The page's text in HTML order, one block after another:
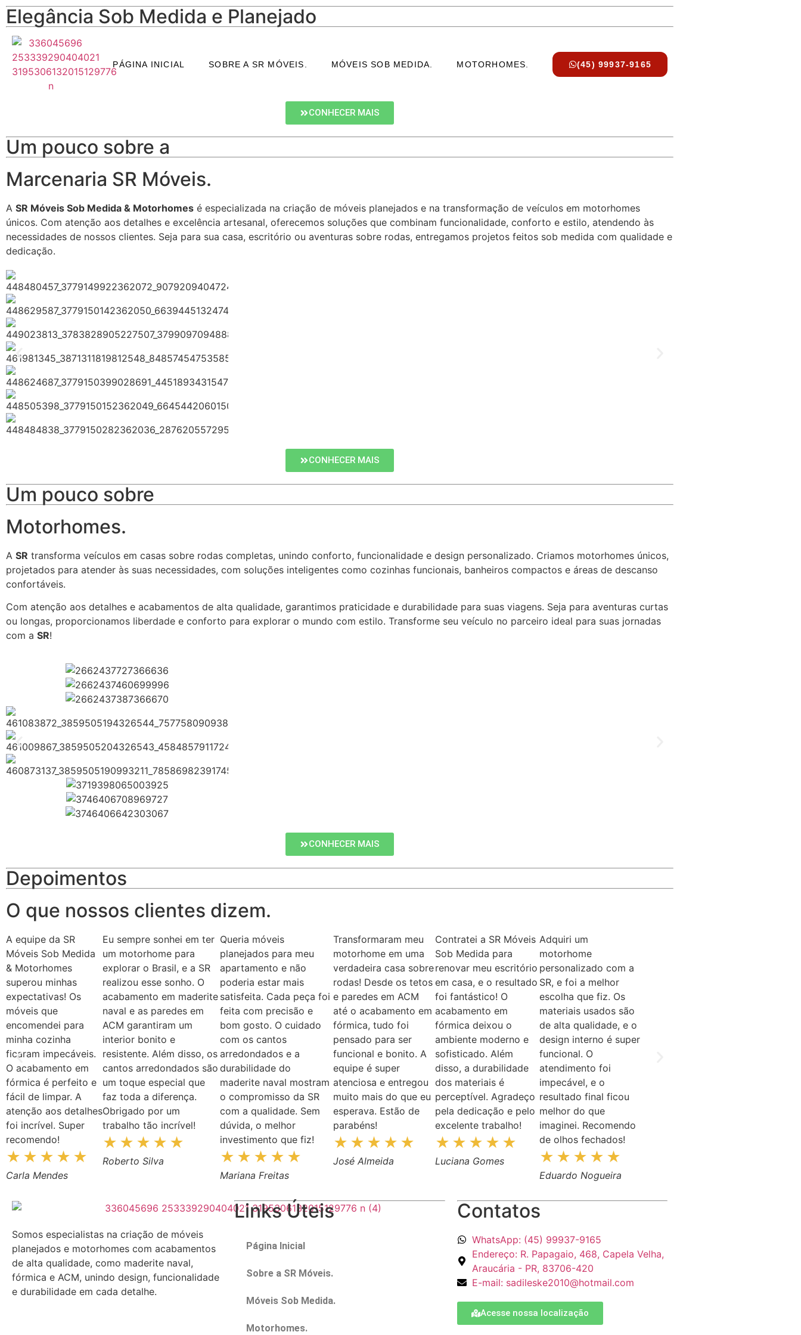
PÁGINA INICIAL SOBRE A SR MÓVEIS. MÓVEIS SOB MEDIDA. MOTORHOMES. (45) 99937-9165
Elegância Sob Medida e Planejado
Armário Lavanderia Planejado em Curitiba - PR e Região
Armário lavanderia planejado: móveis funcionais e personalizados para aproveitar cada centímetro do seu espaço móvel.
CONHECER MAIS
Um pouco sobre a
Marcenaria SR Móveis.
A SR Móveis Sob Medida & Motorhomes é especializada na criação de móveis planejados e na transformação de veículos em motorhomes
únicos. Com atenção aos detalhes e excelência artesanal, oferecemos soluções que combinam funcionalidade, conforto e estilo, atendendo às
necessidades de nossos clientes. Seja para sua casa, escritório ou aventuras sobre rodas, entregamos projetos feitos sob medida com qualidade e
dedicação.
CONHECER MAIS
Um pouco sobre
Motorhomes.
A SR transforma veículos em casas sobre rodas completas, unindo conforto, funcionalidade e design personalizado. Criamos motorhomes únicos,
projetados para atender às suas necessidades, com soluções inteligentes como cozinhas funcionais, banheiros compactos e áreas de descanso
confortáveis.
Com atenção aos detalhes e acabamentos de alta qualidade, garantimos praticidade e durabilidade para suas viagens. Seja para aventuras curtas
ou longas, proporcionamos liberdade e conforto para explorar o mundo com estilo. Transforme seu veículo no parceiro ideal para suas jornadas
com a SR!
CONHECER MAIS
Depoimentos
O que nossos clientes dizem.
A equipe da SR
Móveis Sob Medida
& Motorhomes
superou minhas
expectativas! Os
móveis que
encomendei para
minha cozinha
ficaram impecáveis.
O acabamento em
fórmica é perfeito e
fácil de limpar. A
atenção aos detalhes
foi incrível. Super
recomendo!
Carla Mendes
Eu sempre sonhei em ter
um motorhome para
explorar o Brasil, e a SR
realizou esse sonho. O
acabamento em maderite
naval e as paredes em
ACM garantiram um
interior bonito e
resistente. Além disso, os
cantos arredondados são
um toque especial que
faz toda a diferença.
Obrigado por um
trabalho tão incrível!
Roberto Silva
Queria móveis
planejados para meu
apartamento e não
poderia estar mais
satisfeita. Cada peça foi
feita com precisão e
bom gosto. O cuidado
com os cantos
arredondados e a
durabilidade do
maderite naval mostram
o compromisso da SR
com a qualidade. Sem
dúvida, o melhor
investimento que fiz!
Mariana Freitas
Transformaram meu
motorhome em uma
verdadeira casa sobre
rodas! Desde os tetos
e paredes em ACM
até o acabamento em
fórmica, tudo foi
pensado para ser
funcional e bonito. A
equipe é super
atenciosa e entregou
muito mais do que eu
esperava. Estão de
parabéns!
José Almeida
Contratei a SR Móveis
Sob Medida para
renovar meu escritório
em casa, e o resultado
foi fantástico! O
acabamento em
fórmica deixou o
ambiente moderno e
sofisticado. Além
disso, a durabilidade
dos materiais é
perceptível. Agradeço
pela dedicação e pelo
excelente trabalho!
Luciana Gomes
Adquiri um
motorhome
personalizado com a
SR, e foi a melhor
escolha que fiz. Os
materiais usados são
de alta qualidade, e o
design interno é super
funcional. O
atendimento foi
impecável, e o
resultado final ficou
melhor do que
imaginei. Recomendo
de olhos fechados!
Eduardo Nogueira
Somos especialistas na criação de móveis
planejados e motorhomes com acabamentos
de alta qualidade, como maderite naval,
fórmica e ACM, unindo design, funcionalidade
e durabilidade em cada detalhe.
Links Úteis
Página Inicial
Sobre a SR Móveis.
Móveis Sob Medida.
Motorhomes.
Contatos
WhatsApp: (45) 99937-9165
Endereço: R. Papagaio, 468, Capela Velha,
Araucária - PR, 83706-420
E-mail: sadileske2010@hotmail.com
Acesse nossa localização